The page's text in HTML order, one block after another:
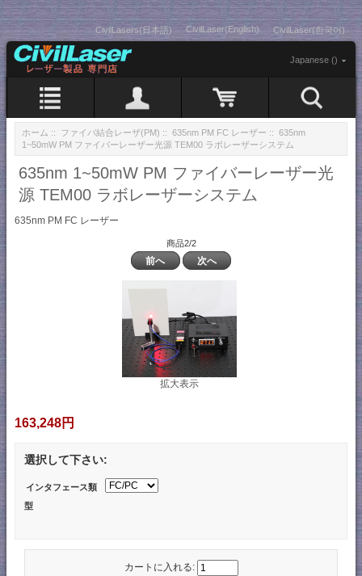
CivilLasers(日本語) CivilLaser(English) CivilLaser(한국어)
Japanese ()
ホーム :: ファイバ結合レーザ(PM) :: 635nm PM FC レーザー :: 635nm
1~50mW PM ファイバーレーザー光源 TEM00 ラボレーザーシステム
635nm 1~50mW PM ファイバーレーザー光
源 TEM00 ラボレーザーシステム
635nm PM FC レーザー
商品2/2
前へ 次へ
拡大表示
163,248円
選択して下さい:
インタフェース類
型
カートに入れる: